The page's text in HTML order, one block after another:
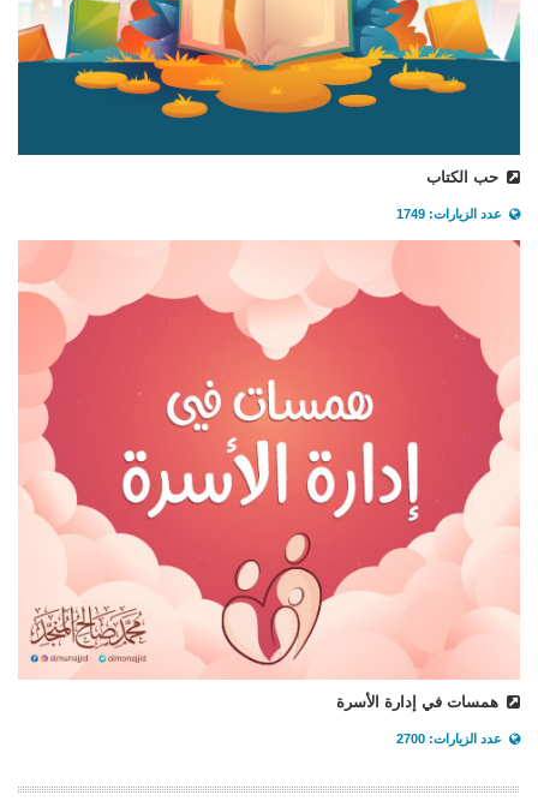
حب الكتاب
عدد الزيارات: 1749
همسات في إدارة الأسرة
عدد الزيارات: 2700